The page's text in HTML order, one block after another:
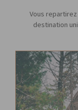
Vous
destination